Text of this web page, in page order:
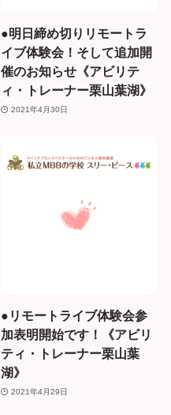
●明日締め切りリモートラ
イブ体験会！そして追加開
催のお知らせ《アビリテ
ィ・トレーナー栗山葉湖》
2021年4月30日
●リモートライブ体験会参
加表明開始です！《アビリ
ティ・トレーナー栗山葉
湖》
2021年4月29日